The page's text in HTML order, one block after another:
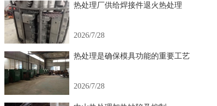
热处理厂供给焊接件退火热处理
2026/7/28
热处理是确保模具功能的重要工艺
2026/7/28